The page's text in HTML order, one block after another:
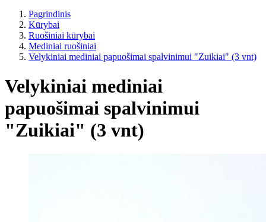
Pagrindinis
Kūrybai
Ruošiniai kūrybai
Mediniai ruošiniai
Velykiniai mediniai papuošimai spalvinimui "Zuikiai" (3 vnt)
Velykiniai mediniai
papuošimai spalvinimui
"Zuikiai" (3 vnt)